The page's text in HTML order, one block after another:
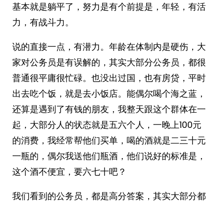
基本就是躺平了，努力是有个前提是，年轻，有活
力，有战斗力。
说的直接一点，有潜力。年龄在体制内是硬伤，大
家对公务员是有误解的，其实大部分公务员，都很
普通很平庸很忙碌。也没出过国，也有房贷，平时
出去吃个饭，就是去小饭店。能偶尔喝个海之蓝，
还算是遇到了有钱的朋友，我整天跟这个群体在一
起，大部分人的状态就是五六个人，一晚上100元
的消费，我经常帮他们买单，喝的酒就是二三十元
一瓶的，偶尔我送他们瓶酒，他们说好的标准是，
这个酒不便宜，要六七十吧？
我们看到的公务员，都是高分答案，其实大部分都